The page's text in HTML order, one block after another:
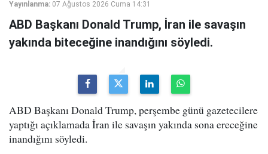
Yayınlanma: 07 Ağustos 2026 Cuma 14:31
ABD Başkanı Donald Trump, İran ile savaşın
yakında biteceğine inandığını söyledi.
ABD Başkanı Donald Trump, perşembe günü gazetecilere
yaptığı açıklamada İran ile savaşın yakında sona ereceğine
inandığını söyledi.